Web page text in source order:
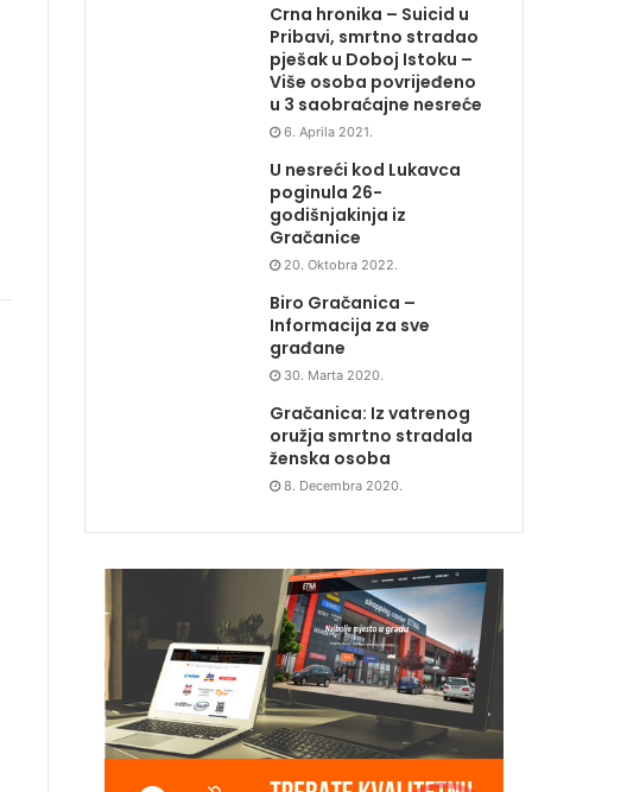
Crna hronika – Suicid u
Pribavi, smrtno stradao
pješak u Doboj Istoku –
Više osoba povrijeđeno
u 3 saobraćajne nesreće
6. Aprila 2021.
U nesreći kod Lukavca
poginula 26-
godišnjakinja iz
Gračanice
20. Oktobra 2022.
Biro Gračanica –
Informacija za sve
građane
30. Marta 2020.
Gračanica: Iz vatrenog
oružja smrtno stradala
ženska osoba
8. Decembra 2020.